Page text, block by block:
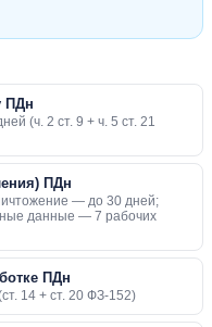
ПДн
(ч. 2 ст. 9 + ч. 5 ст. 21
ПДн
— до 30 дней;
данные — 7 рабочих
ПДн
14 + ст. 20 ФЗ-152)